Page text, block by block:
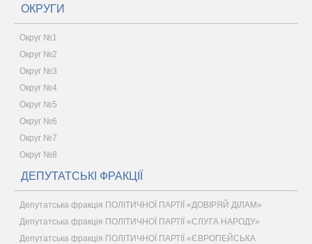
ОКРУГИ
Округ №1
Округ №2
Округ №3
Округ №4
Округ №5
Округ №6
Округ №7
Округ №8
ДЕПУТАТСЬКІ ФРАКЦІЇ
Депутатська фракція ПОЛІТИЧНОЇ ПАРТІЇ «ДОВІРЯЙ ДІЛАМ»
Депутатська фракція ПОЛІТИЧНОЇ ПАРТІЇ «СЛУГА НАРОДУ»
Депутатська фракція ПОЛІТИЧНОЇ ПАРТІЇ «ЄВРОПЕЙСЬКА